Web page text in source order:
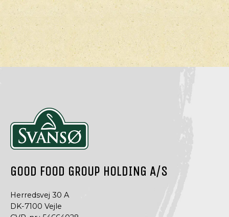
GOOD FOOD GROUP HOLDING A/S
Herredsvej 30 A
DK-7100 Vejle